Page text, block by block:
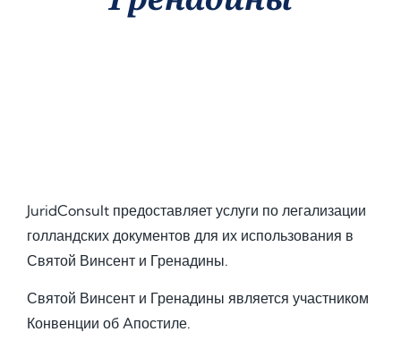
JuridConsult предоставляет услуги по легализации
голландских документов для их использования в
Святой Винсент и Гренадины.
Святой Винсент и Гренадины является участником
Конвенции об Aпостиле.